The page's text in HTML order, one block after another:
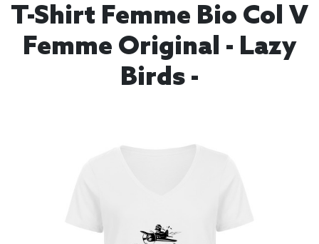
T-Shirt Femme Bio Col V
Femme Original - Lazy
Birds -